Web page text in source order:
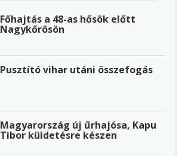
Főhajtás a 48-as hősök előtt
Nagykőrösön
Pusztító vihar utáni összefogás
Magyarország új űrhajósa, Kapu
Tibor küldetésre készen